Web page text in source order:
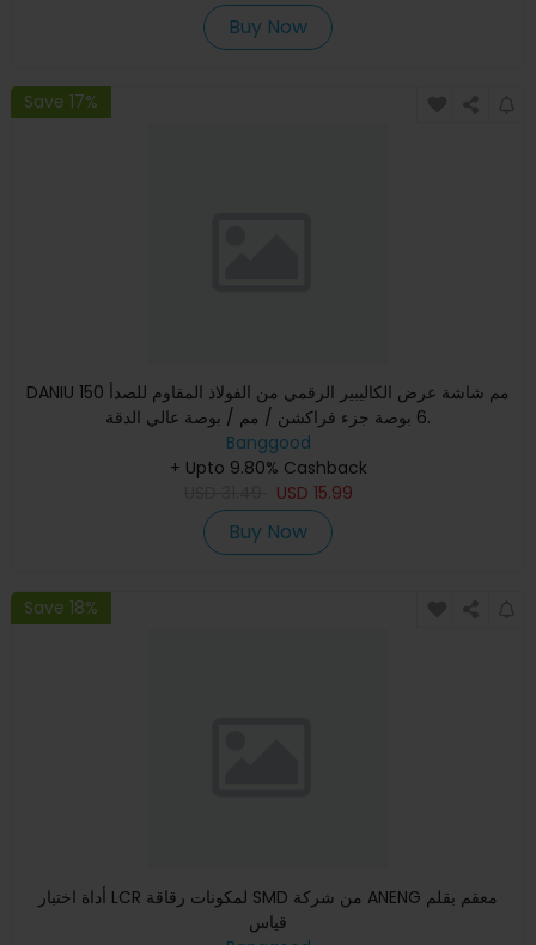
Buy Now
Save 17%
DANIU 150 مم شاشة عرض الكاليبير الرقمي من الفولاذ المقاوم للصدأ
6 بوصة جزء فراكشن / مم / بوصة عالي الدقة.
Banggood
+ Upto 9.80% Cashback
USD 15.99
Buy Now
Save 18%
أداة اختبار LCR لمكونات رقاقة SMD من شركة ANENG معقم بقلم
قياس